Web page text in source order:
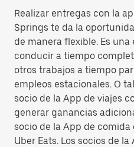
Realizar entregas con la
Springs te da la
de manera flexible. Es
conducir a tiempo
otros trabajos a tiempo
empleos estacionales. O
socio de la App de viajes
generar ganancias
socio de la App de
Uber Eats. Los socios de